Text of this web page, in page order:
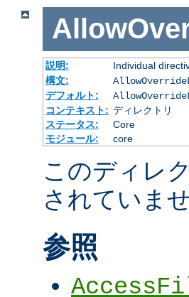
説明: Individual
構文:
デフォルト:
コンテキスト: ディレクトリ
ステータス:
Core
モジュール:
core
このディレ
されていま
参照